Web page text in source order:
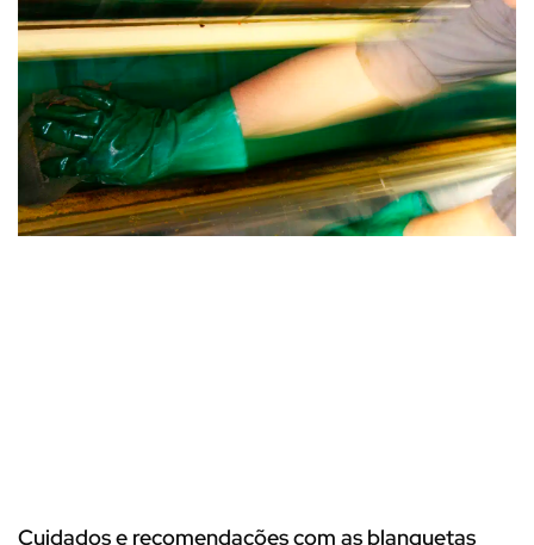
Cuidados e recomendações com as blanquetas